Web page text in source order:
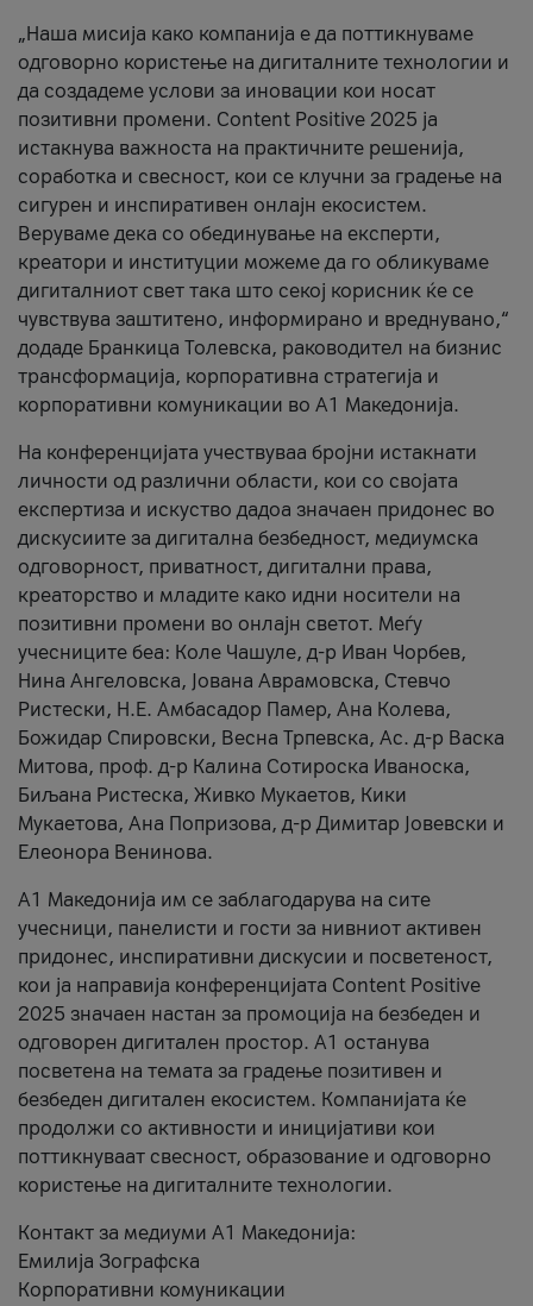
„Наша мисија како компанија е да поттикнуваме
одговорно користење на дигиталните технологии и
да создадеме услови за иновации кои носат
позитивни промени. Content Positive 2025 ја
истакнува важноста на практичните решенија,
соработка и свесност, кои се клучни за градење на
сигурен и инспиративен онлајн екосистем.
Веруваме дека со обединување на експерти,
креатори и институции можеме да го обликуваме
дигиталниот свет така што секој корисник ќе се
чувствува заштитено, информирано и вреднувано,“
додаде Бранкица Толевска, раководител на бизнис
трансформација, корпоративна стратегија и
корпоративни комуникации во А1 Македонија.
На конференцијата учествуваа бројни истакнати
личности од различни области, кои со својата
експертиза и искуство дадоа значаен придонес во
дискусиите за дигитална безбедност, медиумска
одговорност, приватност, дигитални права,
креаторство и младите како идни носители на
позитивни промени во онлајн светот. Меѓу
учесниците беа: Коле Чашуле, д-р Иван Чорбев,
Нина Ангеловска, Јована Аврамовска, Стевчо
Ристески, Н.Е. Амбасадор Памер, Ана Колева,
Божидар Спировски, Весна Трпевска, Ас. д-р Васка
Митова, проф. д-р Калина Сотироска Иваноска,
Биљана Ристеска, Живко Мукаетов, Кики
Мукаетова, Ана Попризова, д-р Димитар Јовевски и
Елеонора Венинова.
А1 Македонија им се заблагодарува на сите
учесници, панелисти и гости за нивниот активен
придонес, инспиративни дискусии и посветеност,
кои ја направија конференцијата Content Positive
2025 значаен настан за промоција на безбеден и
одговорен дигитален простор. А1 останува
посветена на темата за градење позитивен и
безбеден дигитален екосистем. Компанијата ќе
продолжи со активности и иницијативи кои
поттикнуваат свесност, образование и одговорно
користење на дигиталните технологии.
Контакт за медиуми А1 Македонија:
Емилија Зографска
Корпоративни комуникации